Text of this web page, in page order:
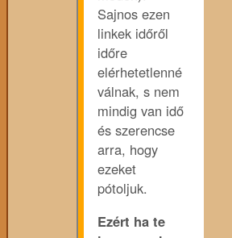
Sajnos ezen
linkek időről
időre
elérhetetlenné
válnak, s nem
mindig van idő
és szerencse
arra, hogy
ezeket
pótoljuk.
Ezért ha te